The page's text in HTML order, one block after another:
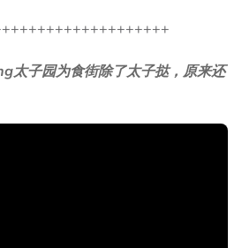
太子园为食街除了太子挞，原来还